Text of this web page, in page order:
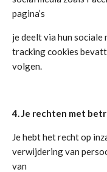
pagina’s
je deelt via hun sociale
tracking cookies
volgen.
4. Je rechten met
Je hebt het recht op
verwijdering van
van